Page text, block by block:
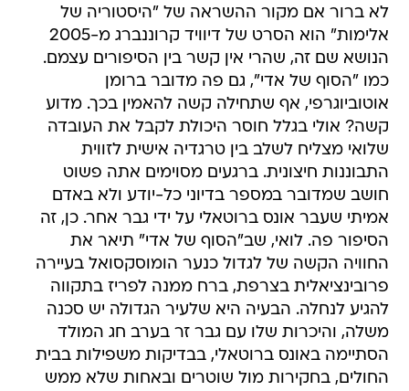
לא ברור אם מקור ההשראה של "היסטוריה של
אלימות" הוא הסרט של דיוויד קרוננברג מ-2005
הנושא שם זה, שהרי אין קשר בין הסיפורים עצמם.
כמו "הסוף של אדי", גם פה מדובר ברומן
אוטוביוגרפי, אף שתחילה קשה להאמין בכך. מדוע
קשה? אולי בגלל חוסר היכולת לקבל את העובדה
שלואי מצליח לשלב בין טרגדיה אישית לזווית
התבוננות חיצונית. ברגעים מסוימים אתה פשוט
חושב שמדובר במספר בדיוני כל-יודע ולא באדם
אמיתי שעבר אונס ברוטאלי על ידי גבר אחר. כן, זה
הסיפור פה. לואי, שב"הסוף של אדי" תיאר את
החוויה הקשה של לגדול כנער הומוסקסואל בעיירה
פרובינציאלית בצרפת, ברח ממנה לפריז בתקווה
להגיע לנחלה. הבעיה היא שלעיר הגדולה יש סכנה
משלה, והיכרות שלו עם גבר זר בערב חג המולד
הסתיימה באונס ברוטאלי, בבדיקות משפילות בבית
החולים, בחקירות מול שוטרים ובאחות שלא ממש